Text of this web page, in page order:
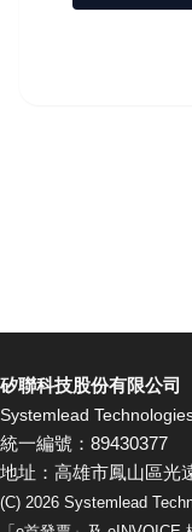
矽聯科技股份有限公司
Systemlead
統一編號：89430377
地址：高雄市鳳山區光
(C) 2026 Systemlead